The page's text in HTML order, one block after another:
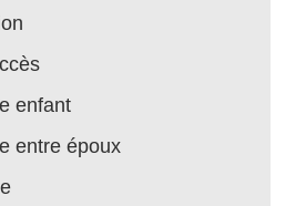
enfant
entre époux